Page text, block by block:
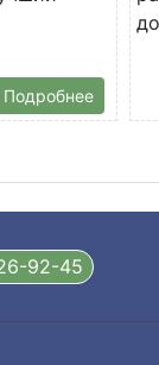
Подробнее
92-45